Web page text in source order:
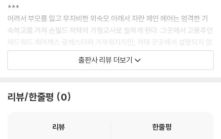
나는 기절할 듯한 공포에 사로잡혀서 팔을 거두려고 했지만 그 손은 내 팔
을 꼭 붙들었고, 서글픈 목소리가 흐느끼며 말했다.
“들여보내줘, 들여보내줘!”
“누구야?” 내가 그 손을 떼어내려고 하면서 물었다.
“캐서린 린턴.” 떨리는 목소리가 대답했다(왜 린턴이 떠올랐을까? 책에는
‘언쇼’라는 이름이 린턴보다 스무 배는 많이 적혀 있었는데). “이제 집에 왔
그런 말소리가 들리는 가운데, 창밖에 어린애 얼굴이 희미하게 떠올랐다.
뒤로 문질렀다. 피가 흘러 이불을 적셨다. 그래도 그것은 계속 “들여보내
***
어려서 부모를 잃고 무자비한 외숙모 아래서 자란 제인 에어는 엄격한 기
숙학교를 거쳐 손필드 저택의 가정교사로 일하게 된다. 그곳에서 고용주인
에드워드 페어팩스 로체스터와 가까워지지만, 저택 곳곳에서 설명되지 않
는 기이한 사건들이 이어지며 불안한 기류가 감돈다. 사랑이 깊어질수록
신분 차이라는 현실 앞에서 갈등은 깊어지고, 곧 제인은 감춰진 진실과 마
폭풍의 언덕Wuthering Heights(1847년)
천재 작가 에밀리 브론테가 남긴 단 하나의 소설
출판사 리뷰 더보기
리뷰/한줄평 0
리뷰
한줄평